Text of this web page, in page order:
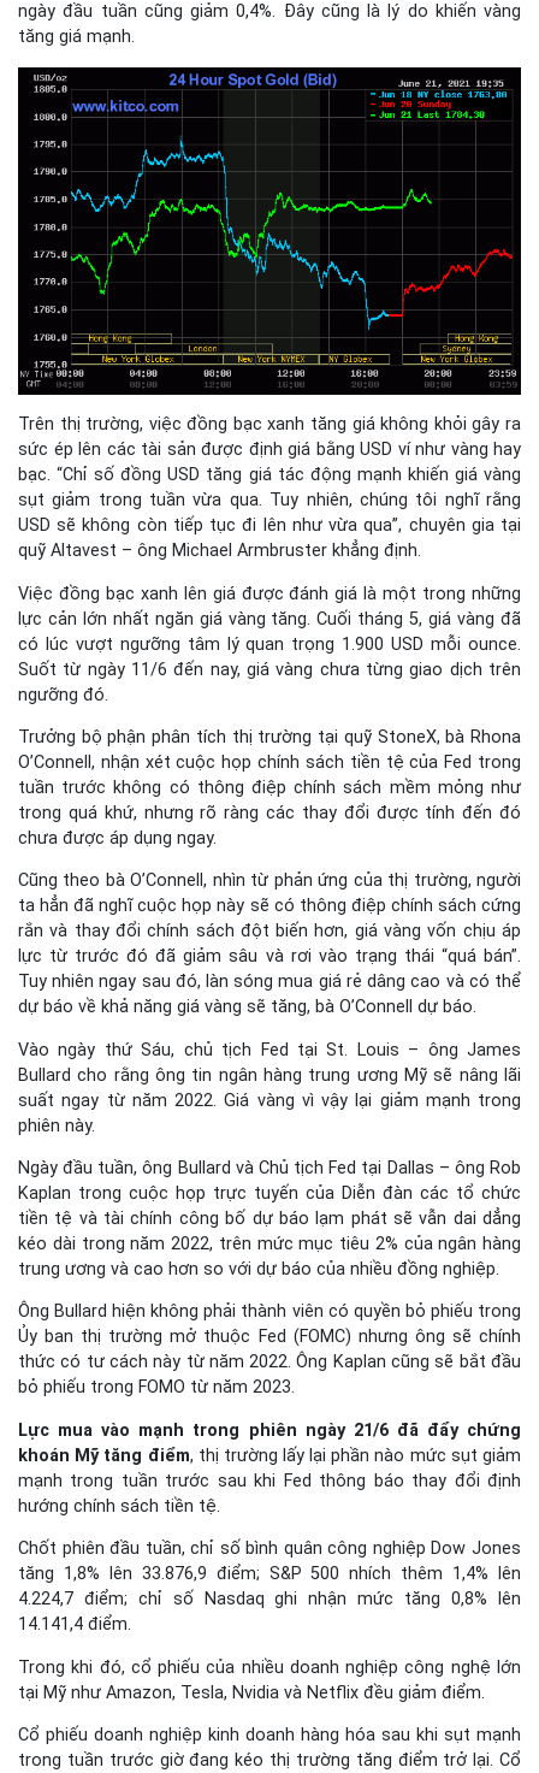
ngày đầu tuần cũng giảm 0,4%. Đây cũng là lý do khiến vàng
tăng giá mạnh.
Trên thị trường, việc đồng bạc xanh tăng giá không khỏi gây ra
sức ép lên các tài sản được định giá bằng USD ví như vàng hay
bạc. “Chỉ số đồng USD tăng giá tác động mạnh khiến giá vàng
sụt giảm trong tuần vừa qua. Tuy nhiên, chúng tôi nghĩ rằng
USD sẽ không còn tiếp tục đi lên như vừa qua”, chuyên gia tại
quỹ Altavest – ông Michael Armbruster khẳng định.
Việc đồng bạc xanh lên giá được đánh giá là một trong những
lực cản lớn nhất ngăn giá vàng tăng. Cuối tháng 5, giá vàng đã
có lúc vượt ngưỡng tâm lý quan trọng 1.900 USD mỗi ounce.
Suốt từ ngày 11/6 đến nay, giá vàng chưa từng giao dịch trên
ngưỡng đó.
Trưởng bộ phận phân tích thị trường tại quỹ StoneX, bà Rhona
O’Connell, nhận xét cuộc họp chính sách tiền tệ của Fed trong
tuần trước không có thông điệp chính sách mềm mỏng như
trong quá khứ, nhưng rõ ràng các thay đổi được tính đến đó
chưa được áp dụng ngay.
Cũng theo bà O’Connell, nhìn từ phản ứng của thị trường, người
ta hẳn đã nghĩ cuộc họp này sẽ có thông điệp chính sách cứng
rắn và thay đổi chính sách đột biến hơn, giá vàng vốn chịu áp
lực từ trước đó đã giảm sâu và rơi vào trạng thái “quá bán”.
Tuy nhiên ngay sau đó, làn sóng mua giá rẻ dâng cao và có thể
dự báo về khả năng giá vàng sẽ tăng, bà O’Connell dự báo.
Vào ngày thứ Sáu, chủ tịch Fed tại St. Louis – ông James
Bullard cho rằng ông tin ngân hàng trung ương Mỹ sẽ nâng lãi
suất ngay từ năm 2022. Giá vàng vì vậy lại giảm mạnh trong
phiên này.
Ngày đầu tuần, ông Bullard và Chủ tịch Fed tại Dallas – ông Rob
Kaplan trong cuộc họp trực tuyến của Diễn đàn các tổ chức
tiền tệ và tài chính công bố dự báo lạm phát sẽ vẫn dai dẳng
kéo dài trong năm 2022, trên mức mục tiêu 2% của ngân hàng
trung ương và cao hơn so với dự báo của nhiều đồng nghiệp.
Ông Bullard hiện không phải thành viên có quyền bỏ phiếu trong
Ủy ban thị trường mở thuộc Fed (FOMC) nhưng ông sẽ chính
thức có tư cách này từ năm 2022. Ông Kaplan cũng sẽ bắt đầu
bỏ phiếu trong FOMO từ năm 2023.
Lực mua vào mạnh trong phiên ngày 21/6 đã đẩy chứng
khoán Mỹ tăng điểm, thị trường lấy lại phần nào mức sụt giảm
mạnh trong tuần trước sau khi Fed thông báo thay đổi định
hướng chính sách tiền tệ.
Chốt phiên đầu tuần, chỉ số bình quân công nghiệp Dow Jones
tăng 1,8% lên 33.876,9 điểm; S&P 500 nhích thêm 1,4% lên
4.224,7 điểm; chỉ số Nasdaq ghi nhận mức tăng 0,8% lên
14.141,4 điểm.
Trong khi đó, cổ phiếu của nhiều doanh nghiệp công nghệ lớn
tại Mỹ như Amazon, Tesla, Nvidia và Netflix đều giảm điểm.
Cổ phiếu doanh nghiệp kinh doanh hàng hóa sau khi sụt mạnh
trong tuần trước giờ đang kéo thị trường tăng điểm trở lại. Cổ